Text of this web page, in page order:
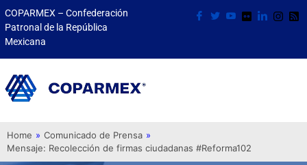
COPARMEX – Confederación
Patronal de la República
Mexicana
Home » Comunicado de Prensa »
Mensaje: Recolección de firmas ciudadanas #Reforma102